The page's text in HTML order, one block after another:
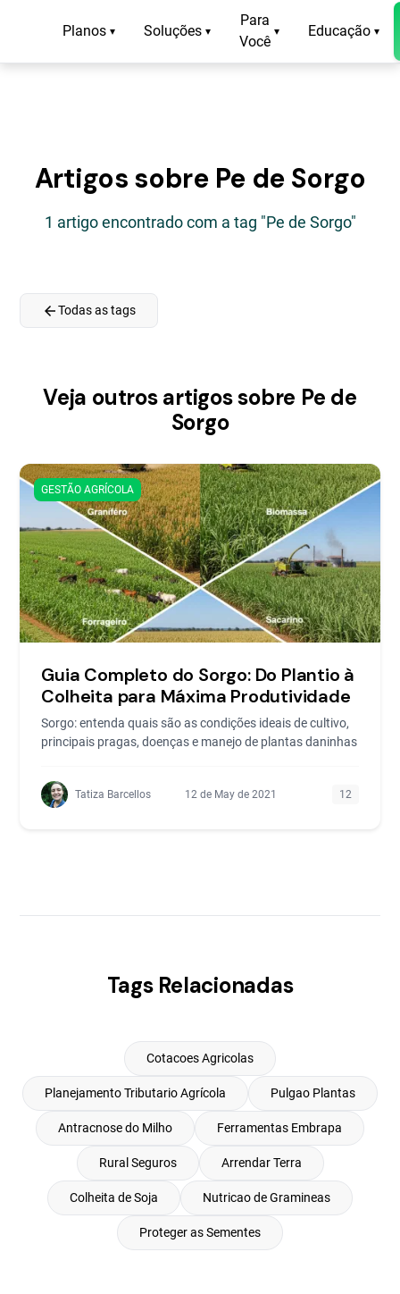
Planos ▾ Soluções ▾
Para
Você
▾ Educação ▾
Artigos sobre Pe de Sorgo
1 artigo encontrado com a tag "Pe de Sorgo"
arrow_backTodas as tags
Veja outros artigos sobre Pe de
Sorgo
GESTÃO AGRÍCOLA
Guia Completo do Sorgo: Do Plantio à
Colheita para Máxima Produtividade
Sorgo: entenda quais são as condições ideais de cultivo,
principais pragas, doenças e manejo de plantas daninhas
Tatiza Barcellos 12 de May de 2021 12
Tags Relacionadas
Cotacoes Agricolas
Planejamento Tributario Agrícola Pulgao Plantas
Antracnose do Milho Ferramentas Embrapa
Rural Seguros Arrendar Terra
Colheita de Soja Nutricao de Gramineas
Proteger as Sementes